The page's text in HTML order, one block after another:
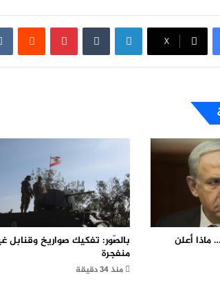
X
لينكدإن بينتيريست
ماذا أعلن
بالصّور: تفكيك صواريخ وقنابل
منفجرة
منذ 34 دقيقة